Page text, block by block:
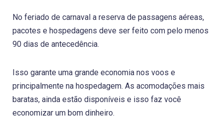
No feriado de carnaval a reserva de passagens aéreas,
pacotes e hospedagens deve ser feito com pelo menos
90 dias de antecedência.
Isso garante uma grande economia nos voos e
principalmente na hospedagem. As acomodações mais
baratas, ainda estão disponíveis e isso faz você
economizar um bom dinheiro.